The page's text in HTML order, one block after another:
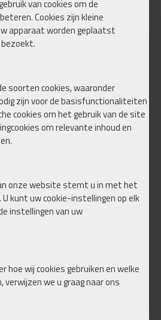
van cookies om de
Cookies zijn kleine
apparaat worden geplaatst
soorten cookies, waaronder
zijn voor de basisfunctionaliteiten
cookies om het gebruik van de site
om relevante inhoud en
onze website stemt u in met het
U kunt uw cookie-instellingen op elk
instellingen van uw
hoe wij cookies gebruiken en welke
verwijzen we u graag naar ons
2
BNHF BUDGET REAR BAG KIT 3
KAMERS
€ 665,50